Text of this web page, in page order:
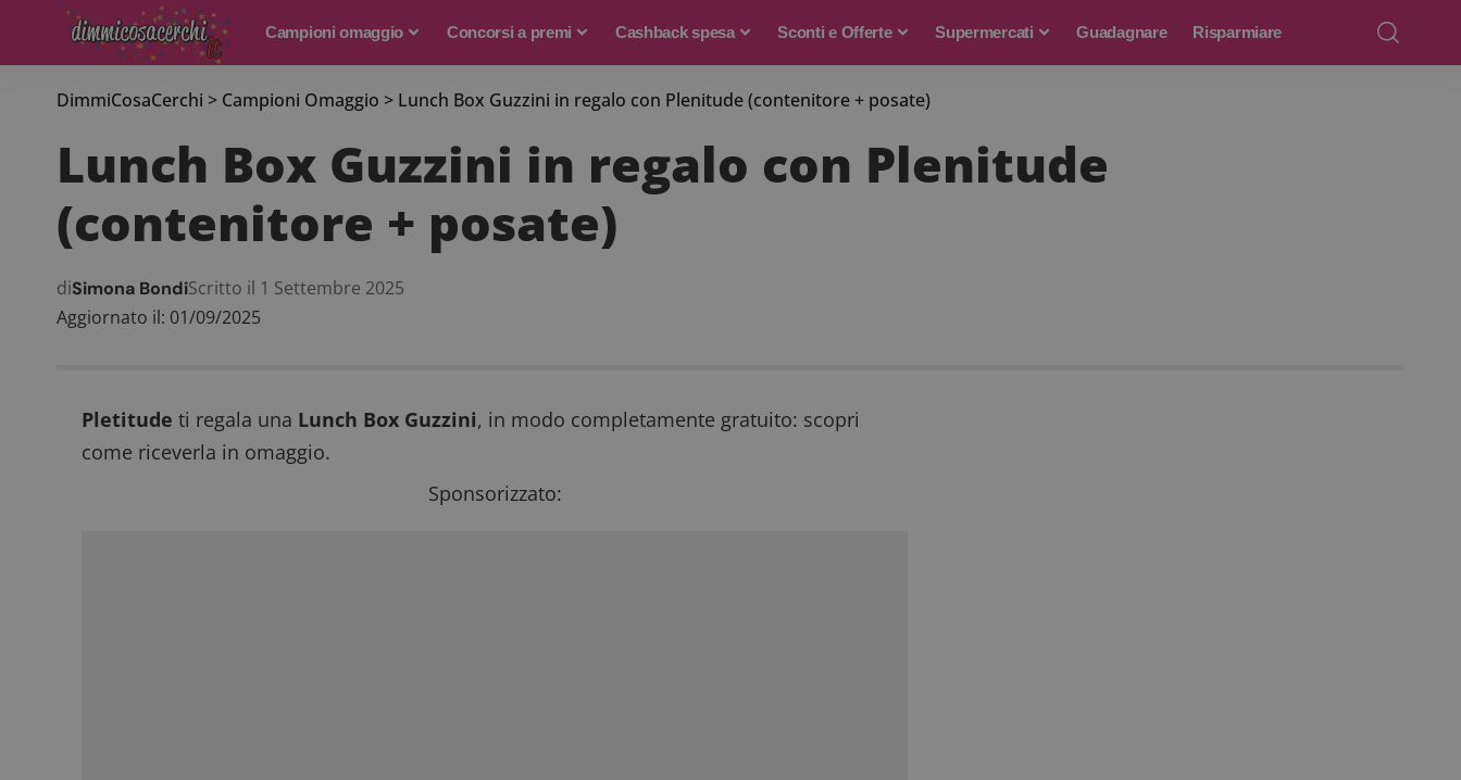
Campioni omaggio Concorsi a premi Cashback spesa Sconti e Offerte Supermercati Guadagnare Risparmiare
DimmiCosaCerchi > Campioni Omaggio > Lunch Box Guzzini in regalo con Plenitude (contenitore + posate)
Lunch Box Guzzini in regalo con Plenitude
(contenitore + posate)
Aggiornato il: 01/09/2025
diSimona BondiScritto il 1 Settembre 2025
Pletitude ti regala una Lunch Box Guzzini, in modo completamente gratuito: scopri
come riceverla in omaggio.
Sponsorizzato: